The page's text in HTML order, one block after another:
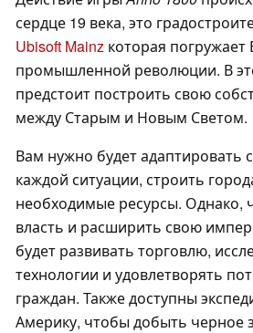
сердце 19 века, это
Ubisoft Mainz которая погружает
промышленной революции. В
предстоит построить свою
между Старым и Новым Светом.
Вам нужно будет адаптировать
каждой ситуации, строить
необходимые ресурсы. Однако,
власть и расширить свою
будет развивать торговлю,
технологии и удовлетворять
граждан. Также доступны
Америку, чтобы добыть черное